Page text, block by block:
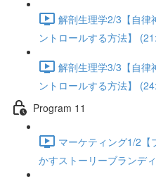
解剖生理学2/3【自律
ントロールする方法】
解剖生理学3/3【自律
ントロールする方法】
Program 11
マーケティング1/2【
かすストーリーブランデ